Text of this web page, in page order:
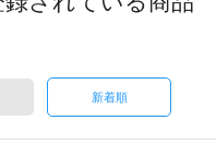
新着順